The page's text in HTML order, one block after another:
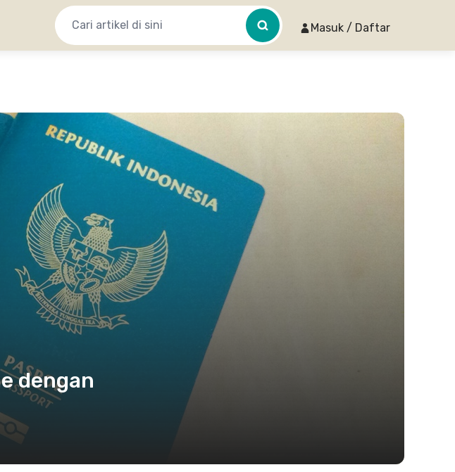
Masuk / Daftar
dengan